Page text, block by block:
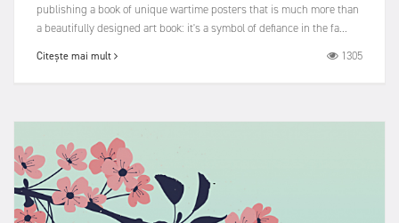
publishing a book of unique wartime posters that is much more than
a beautifully designed art book: it's a symbol of defiance in the fa...
Citește mai mult 1305